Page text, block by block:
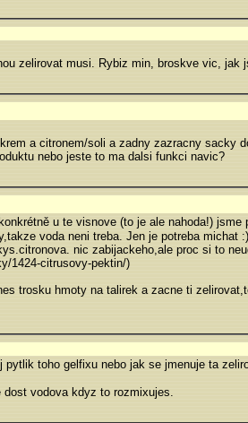
zelirovat musi. Rybiz min, broskve vic, jak
a citronem/soli a zadny zazracny sacky
nebo jeste to ma dalsi funkci navic?
u te visnove (to je ale nahoda!) jsme
voda neni treba. Jen je potreba michat :)
nic zabijackeho,ale proc si to
1424-citrusovy-pektin/)
trosku hmoty na talirek a zacne ti
toho gelfixu nebo jak se jmenuje ta
vodova kdyz to rozmixujes.